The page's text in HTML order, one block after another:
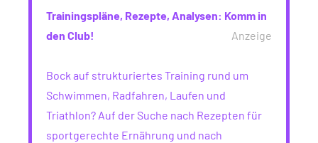
Trainingspläne, Rezepte, Analysen: Komm in
den Club!
Anzeige
Bock auf strukturiertes Training rund um
Schwimmen, Radfahren, Laufen und
Triathlon? Auf der Suche nach Rezepten für
sportgerechte Ernährung und nach